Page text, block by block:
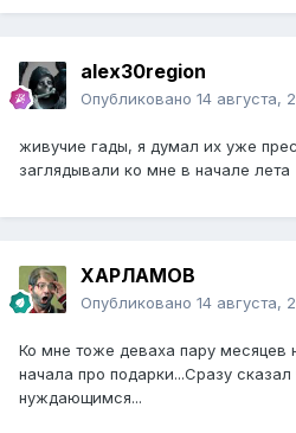
alex30region
Опубликовано 14 августа,
живучие гады, я думал их уже
заглядывали ко мне в начале лета
ХАРЛАМОВ
Опубликовано 14 августа,
Ко мне тоже деваха пару месяцев
начала про подарки...Сразу
нуждающимся...